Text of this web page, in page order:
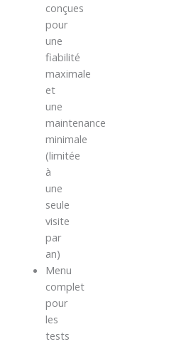
conçues
pour
une
fiabilité
maximale
et
une
maintenance
minimale
(limitée
à
une
seule
visite
par
an)
Menu
complet
pour
les
tests